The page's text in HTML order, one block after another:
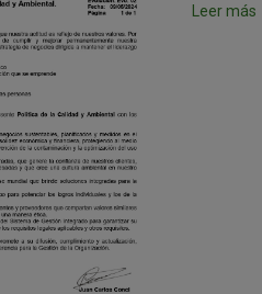
Leer más